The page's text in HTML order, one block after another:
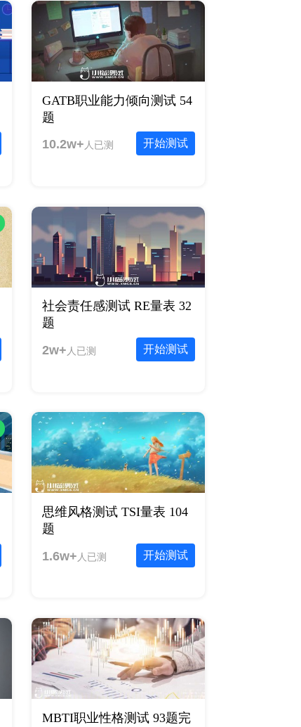
GATB职业能力倾向测试 54
题
开始测试
10.2w+ 人已测
社会责任感测试 RE量表 32
题
开始测试
2w+ 人已测
思维风格测试 TSI量表 104
题
开始测试
1.6w+ 人已测
MBTI职业性格测试 93题完